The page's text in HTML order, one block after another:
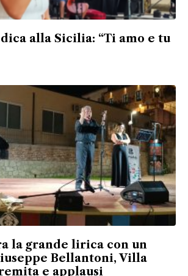
alla Sicilia: “Ti amo e tu
la grande lirica con un
Bellantoni, Villa
e applausi